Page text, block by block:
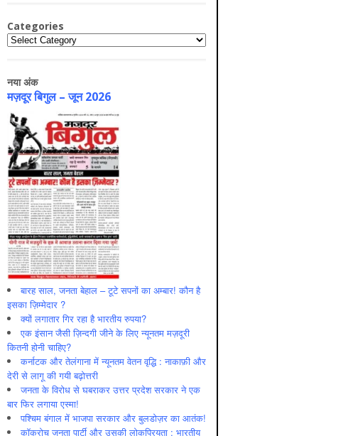
Categories
Categories
नया अंक
मज़दूर बिगुल – जून 2026
बारह साल, जनता बेहाल – टूटे सपनों का अम्बार! कौन है
इसका ज़िम्मेदार ?
क्यों लगातार गिर रहा है भारतीय रुपया?
एक इंसान जैसी ज़िन्दगी जीने के लिए न्यूनतम मज़दूरी
कितनी होनी चाहिए?
कर्नाटक और तेलंगाना में न्यूनतम वेतन वृद्धि : नाकाफ़ी और
देरी से लागू की गयी बढ़ोत्तरी
जनता के विरोध से घबराकर उत्तर प्रदेश सरकार ने एक
बार फिर लगाया एस्मा!
पश्चिम बंगाल में भाजपा सरकार और बुलडोज़र का आतंक!
कॉकरोच जनता पार्टी और उसकी लोकप्रियता : भारतीय